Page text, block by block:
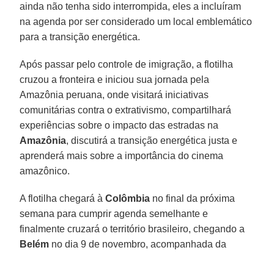
ainda não tenha sido interrompida, eles a incluíram
na agenda por ser considerado um local emblemático
para a transição energética.
Após passar pelo controle de imigração, a flotilha
cruzou a fronteira e iniciou sua jornada pela
Amazônia peruana, onde visitará iniciativas
comunitárias contra o extrativismo, compartilhará
experiências sobre o impacto das estradas na
Amazônia, discutirá a transição energética justa e
aprenderá mais sobre a importância do cinema
amazônico.
A flotilha chegará àColômbia no final da próxima
semana para cumprir agenda semelhante e
finalmente cruzará o território brasileiro, chegando a
Belém no dia 9 de novembro, acompanhada da